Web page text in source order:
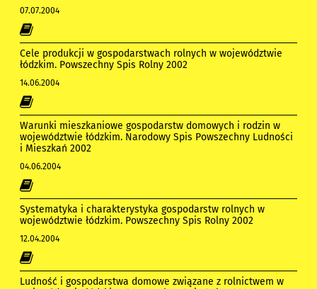
07.07.2004
Cele produkcji w gospodarstwach rolnych w województwie
łódzkim. Powszechny Spis Rolny 2002
14.06.2004
Warunki mieszkaniowe gospodarstw domowych i rodzin w
województwie łódzkim. Narodowy Spis Powszechny Ludności
i Mieszkań 2002
04.06.2004
Systematyka i charakterystyka gospodarstw rolnych w
województwie łódzkim. Powszechny Spis Rolny 2002
12.04.2004
Ludność i gospodarstwa domowe związane z rolnictwem w